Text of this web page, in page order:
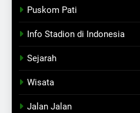
Puskom Pati
Info Stadion di Indonesia
Sejarah
Wisata
Jalan Jalan